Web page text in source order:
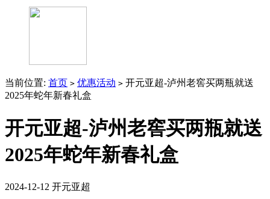
当前位置: 首页 > 优惠活动 > 开元亚超-泸州老窖买两瓶就送
2025年蛇年新春礼盒
开元亚超-泸州老窖买两瓶就送
2025年蛇年新春礼盒
2024-12-12 开元亚超